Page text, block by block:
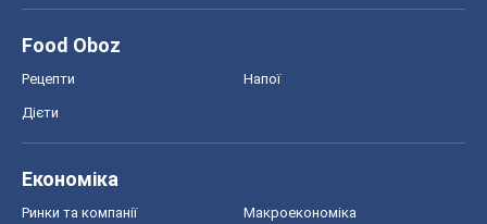
Food Oboz
Рецепти Напої
Дієти
Економіка
Ринки та компанії Макроекономіка